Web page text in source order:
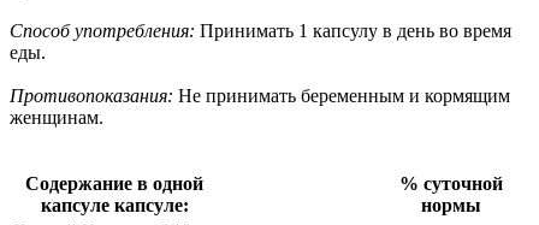
Способ употребления: Принимать 1 капсулу в день во время
еды.
Противопоказания: Не принимать беременным и кормящим
женщинам.
Содержание в одной
капсуле капсуле:
% суточной
нормы